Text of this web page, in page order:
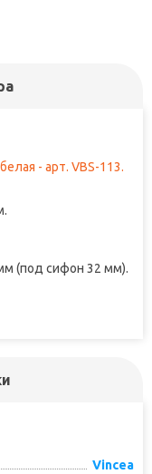
- арт. VBS-113.
(под сифон 32 мм).
Vincea